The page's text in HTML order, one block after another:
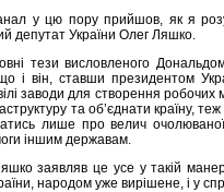
у цю пору прийшов, як я
депутат України Олег Ляшко.
тези висловленого
і він, ставши президентом
заводи для створення
та об’єднати країну,
лише про велич
іншим державам.
заявляв це усе у такій
народом уже вирішене, і у